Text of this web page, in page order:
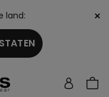
land: ×